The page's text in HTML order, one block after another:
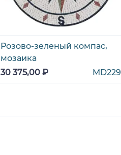
Розово-зеленый компас,
мозаика
30 375,00 ₽
MD229